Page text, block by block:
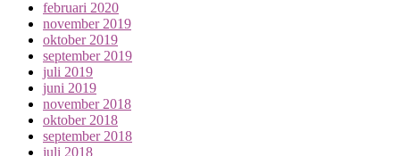
februari 2020
november 2019
oktober 2019
september 2019
juli 2019
juni 2019
november 2018
oktober 2018
september 2018
juli 2018